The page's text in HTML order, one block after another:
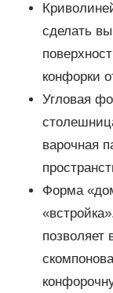
сделать
конфорки
Угловая
варочная
Форма
позволяет